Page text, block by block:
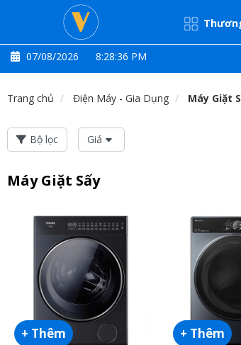
07/08/2026 8:28:37 PM
Trang chủ Điện Máy - Gia Dụng Máy Giặt
Bộ lọc Giá
Máy Giặt Sấy
+ Thêm + Thêm